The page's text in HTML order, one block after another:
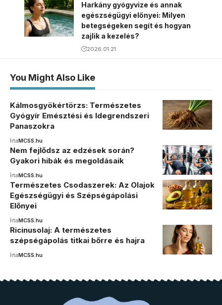
Harkány gyógyvize és annak
egészségügyi előnyei: Milyen
betegségeken segít és hogyan
zajlik a kezelés?
2026.01.21.
You Might Also Like
Kálmosgyökértörzs: Természetes
Gyógyír Emésztési és Idegrendszeri
Panaszokra
ÍrtaMCSS.hu
Nem fejlődsz az edzések során?
Gyakori hibák és megoldásaik
ÍrtaMCSS.hu
Természetes Csodaszerek: Az Olajok
Egészségügyi és Szépségápolási
Előnyei
ÍrtaMCSS.hu
Ricinusolaj: A természetes
szépségápolás titkai bőrre és hajra
ÍrtaMCSS.hu